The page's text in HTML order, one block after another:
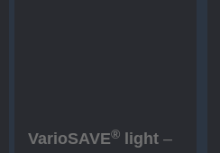
VarioSAVE® light –